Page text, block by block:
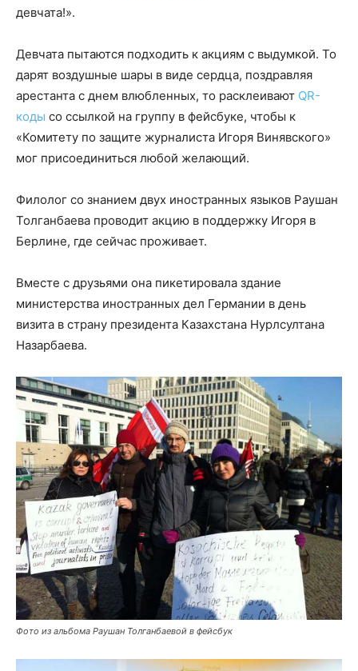
девчата!».
Девчата пытаются подходить к акциям с выдумкой. То
дарят воздушные шары в виде сердца, поздравляя
арестанта с днем влюбленных, то расклеивают QR-
коды со ссылкой на группу в фейсбуке, чтобы к
«Комитету по защите журналиста Игоря Винявского»
мог присоединиться любой желающий.
Филолог со знанием двух иностранных языков Раушан
Толганбаева проводит акцию в поддержку Игоря в
Берлине, где сейчас проживает.
Вместе с друзьями она пикетировала здание
министерства иностранных дел Германии в день
визита в страну президента Казахстана Нурлсултана
Назарбаева.
Фото из альбома Раушан Толганбаевой в фейсбук